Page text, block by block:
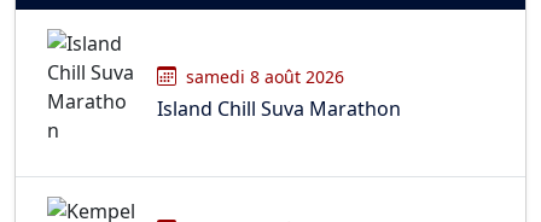
samedi 8 août 2026
Island Chill Suva Marathon